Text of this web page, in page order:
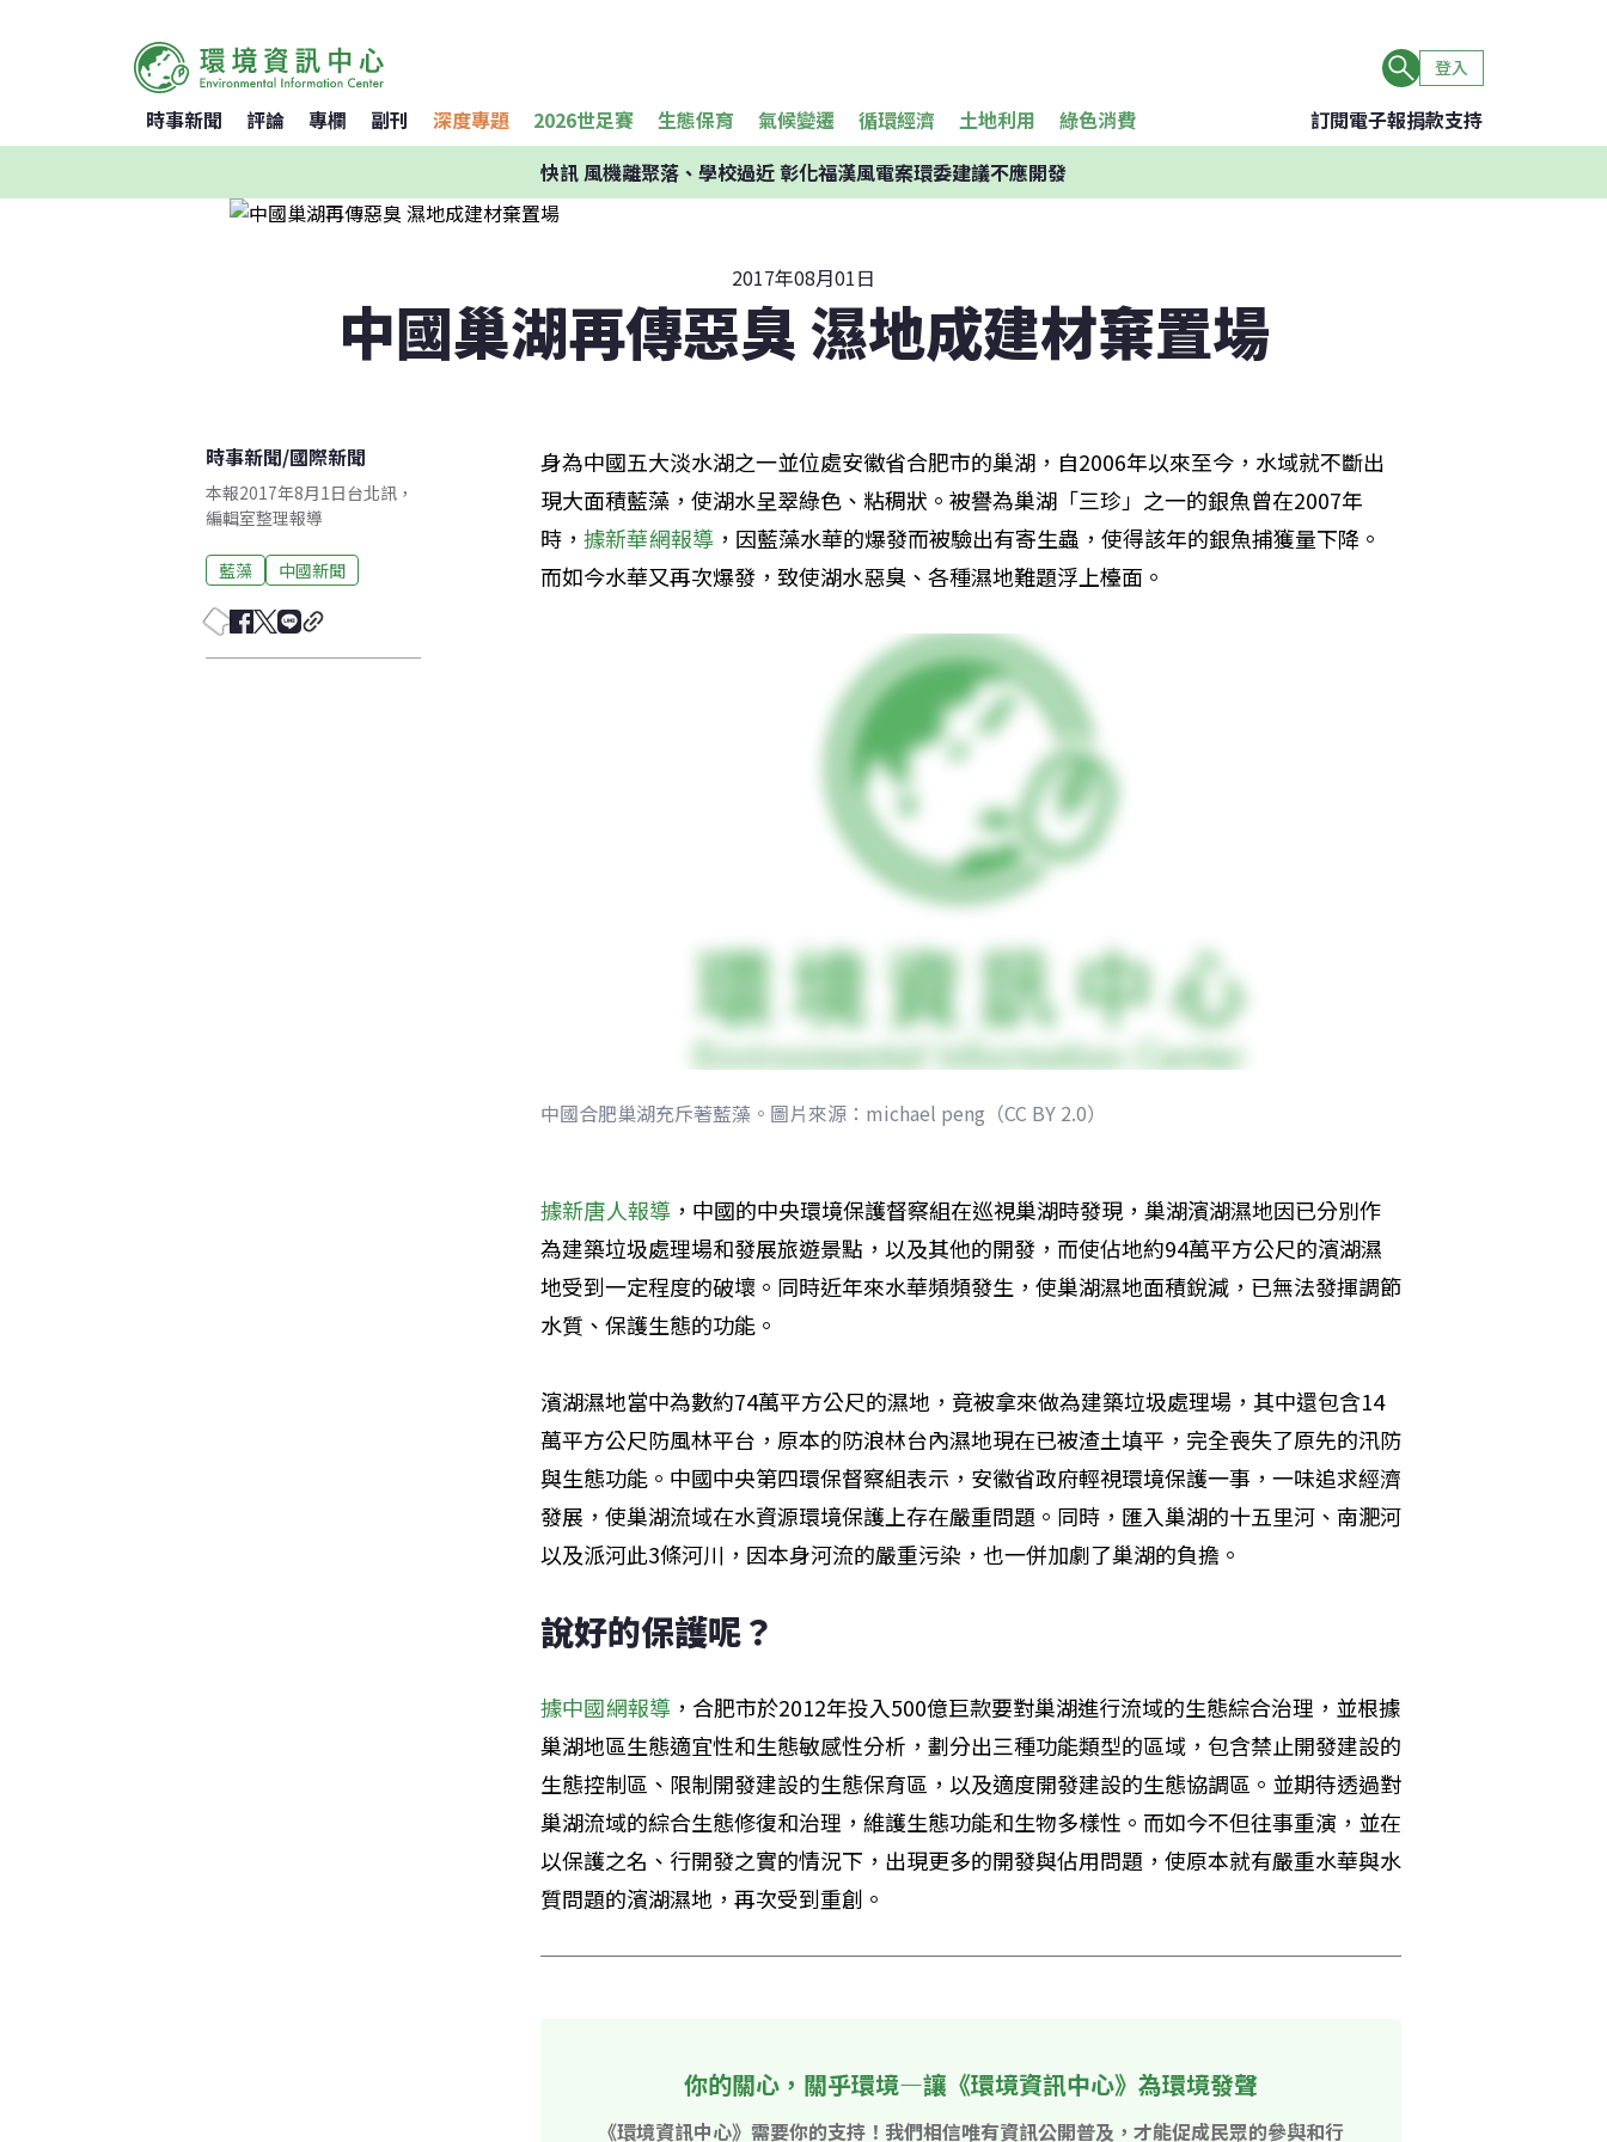
登入
時事新聞 評論 專欄 副刊 深度專題 2026世足賽 生態保育 氣候變遷 循環經濟 土地利用 綠色消費 訂閱電子報捐款支持
快訊風機離聚落、學校過近 彰化福漢風電案環委建議不應開發
2017年08月01日
中國巢湖再傳惡臭 濕地成建材棄置場
時事新聞/國際新聞
本報2017年8月1日台北訊，
編輯室整理報導
藍藻 中國新聞
身為中國五大淡水湖之一並位處安徽省合肥市的巢湖，自2006年以來至今，水域就不斷出
現大面積藍藻，使湖水呈翠綠色、粘稠狀。被譽為巢湖「三珍」之一的銀魚曾在2007年
時， 據新華網報導 ，因藍藻水華的爆發而被驗出有寄生蟲，使得該年的銀魚捕獲量下降。
而如今水華又再次爆發，致使湖水惡臭、各種濕地難題浮上檯面。
中國合肥巢湖充斥著藍藻。圖片來源：michael peng（CC BY 2.0）
據新唐人報導 ，中國的中央環境保護督察組在巡視巢湖時發現，巢湖濱湖濕地因已分別作
為建築垃圾處理場和發展旅遊景點，以及其他的開發，而使佔地約94萬平方公尺的濱湖濕
地受到一定程度的破壞。同時近年來水華頻頻發生，使巢湖濕地面積銳減，已無法發揮調節
水質、保護生態的功能。
濱湖濕地當中為數約74萬平方公尺的濕地，竟被拿來做為建築垃圾處理場，其中還包含14
萬平方公尺防風林平台，原本的防浪林台內濕地現在已被渣土填平，完全喪失了原先的汛防
與生態功能。中國中央第四環保督察組表示，安徽省政府輕視環境保護一事，一味追求經濟
發展，使巢湖流域在水資源環境保護上存在嚴重問題。同時，匯入巢湖的十五里河、南淝河
以及派河此3條河川，因本身河流的嚴重污染，也一併加劇了巢湖的負擔。
說好的保護呢？
據中國網報導 ，合肥市於2012年投入500億巨款要對巢湖進行流域的生態綜合治理，並根據
巢湖地區生態適宜性和生態敏感性分析，劃分出三種功能類型的區域，包含禁止開發建設的
生態控制區、限制開發建設的生態保育區，以及適度開發建設的生態協調區。並期待透過對
巢湖流域的綜合生態修復和治理，維護生態功能和生物多樣性。而如今不但往事重演，並在
以保護之名、行開發之實的情況下，出現更多的開發與佔用問題，使原本就有嚴重水華與水
質問題的濱湖濕地，再次受到重創。
你的關心，關乎環境—讓《環境資訊中心》為環境發聲
《環境資訊中心》需要你的支持！我們相信唯有資訊公開普及，才能促成民眾的參與和行